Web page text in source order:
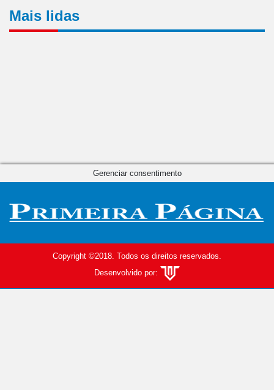
Mais lidas
Copyright ©2018. Todos os direitos reservados.
Desenvolvido por:
Gerenciar consentimento